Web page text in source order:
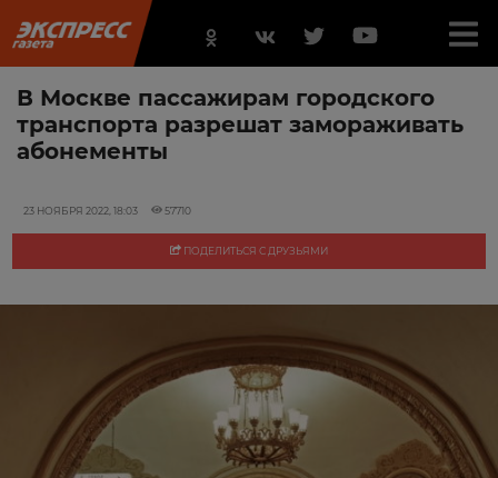
В Москве пассажирам городского
транспорта разрешат замораживать
абонементы
23 НОЯБРЯ 2022, 18:03 57710
ПОДЕЛИТЬСЯ С ДРУЗЬЯМИ